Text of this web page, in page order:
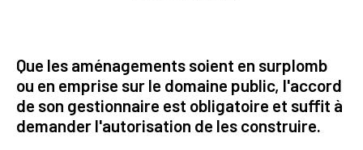
Que les aménagements soient en surplomb
ou en emprise sur le domaine public, l'accord
de son gestionnaire est obligatoire et suffit à
demander l'autorisation de les construire.